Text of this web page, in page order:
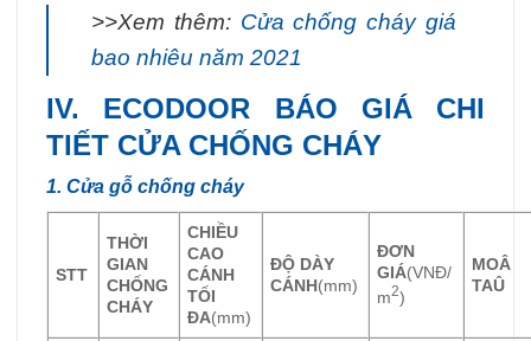
>>Xem thêm: Cửa chống cháy giá
bao nhiêu năm 2021
IV. ECODOOR BÁO GIÁ CHI
TIẾT CỬA CHỐNG CHÁY
1. Cửa gỗ chống cháy
STT
THỜI
GIAN
CHỐNG
CHÁY
CHIỀU
CAO
CÁNH
TỐI
ĐA(mm)
ĐỘ DÀY
CÁNH(mm)
ĐƠN
GIÁ(VNĐ/
m2)
MOÂ
TAÛ